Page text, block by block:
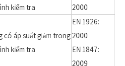
kiểm tra 2000
có áp suất giảm trong
kiểm tra
EN 1926:
2000
EN 1847:
2009